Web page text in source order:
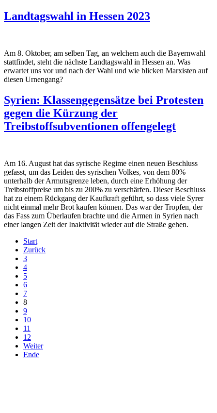
Landtagswahl in Hessen 2023
Am 8. Oktober, am selben Tag, an welchem auch die Bayernwahl
stattfindet, steht die nächste Landtagswahl in Hessen an. Was
erwartet uns vor und nach der Wahl und wie blicken Marxisten auf
diesen Urnengang?
Syrien: Klassengegensätze bei Protesten
gegen die Kürzung der
Treibstoffsubventionen offengelegt
Am 16. August hat das syrische Regime einen neuen Beschluss
gefasst, um das Leiden des syrischen Volkes, von dem 80%
unterhalb der Armutsgrenze leben, durch eine Erhöhung der
Treibstoffpreise um bis zu 200% zu verschärfen. Dieser Beschluss
hat zu einem Rückgang der Kaufkraft geführt, so dass viele Syrer
nicht einmal mehr Brot kaufen können. Das war der Tropfen, der
das Fass zum Überlaufen brachte und die Armen in Syrien nach
einer langen Zeit der Inaktivität wieder auf die Straße gehen.
Start
Zurück
3
4
5
6
7
8
9
10
11
12
Weiter
Ende